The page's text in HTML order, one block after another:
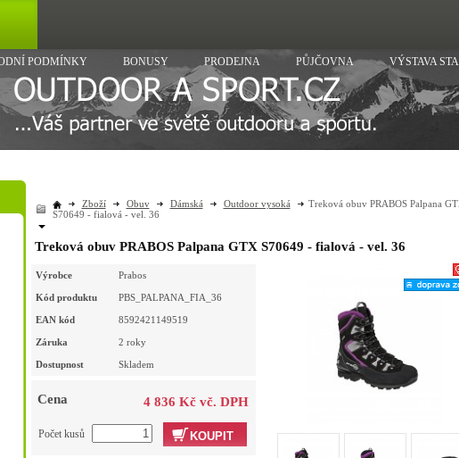
PODMÍNKY BONUSY PRODEJNA PŮJČOVNA VÝSTAVA
Zboží Obuv Dámská Outdoor vysoká
Treková obuv PRABOS Palpana
S70649 - fialová - vel. 36
Treková obuv PRABOS Palpana GTX S70649 - fialová - vel. 36
Výrobce Prabos
Kód produktu PBS_PALPANA_FIA_36
EAN kód 8592421149519
Záruka 2 roky
Dostupnost Skladem
Cena 4 836 Kč vč. DPH
KOUPIT
Počet kusů